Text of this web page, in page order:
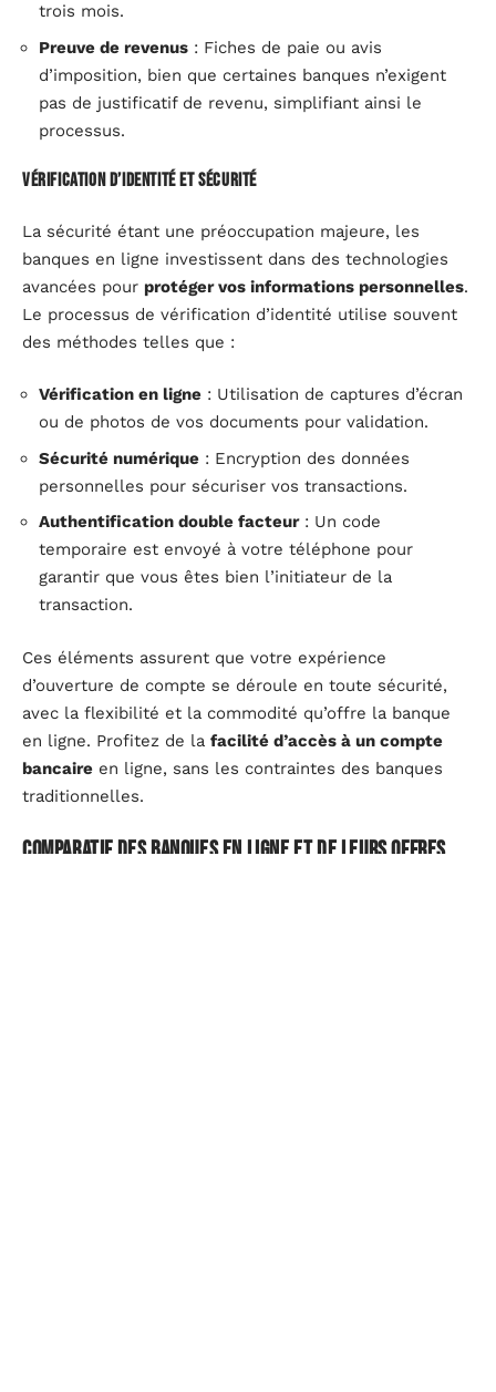
trois mois.
Preuve de revenus : Fiches de paie ou avis
d’imposition, bien que certaines banques n’exigent
pas de justificatif de revenu, simplifiant ainsi le
processus.
Vérification d’identité et sécurité
La sécurité étant une préoccupation majeure, les
banques en ligne investissent dans des technologies
avancées pour protéger vos informations personnelles.
Le processus de vérification d’identité utilise souvent
des méthodes telles que :
Vérification en ligne : Utilisation de captures d’écran
ou de photos de vos documents pour validation.
Sécurité numérique : Encryption des données
personnelles pour sécuriser vos transactions.
Authentification double facteur: Un code
temporaire est envoyé à votre téléphone pour
garantir que vous êtes bien l’initiateur de la
transaction.
Ces éléments assurent que votre expérience
d’ouverture de compte se déroule en toute sécurité,
avec la flexibilité et la commodité qu’offre la banque
en ligne. Profitez de la facilité d’accès à un compte
bancaire en ligne, sans les contraintes des banques
traditionnelles.
Comparatif des banques en ligne et de leurs offres